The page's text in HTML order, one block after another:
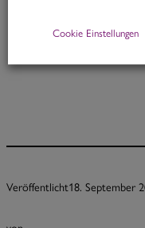
Veröffentlicht18. September
Cookie Einstellungen